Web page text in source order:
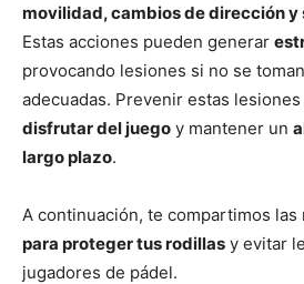
movilidad, cambios de dirección
Estas acciones pueden generar
provocando lesiones si no se
adecuadas. Prevenir estas
disfrutar del juego y mantener un
largo plazo.
A continuación, te compartimos las
para proteger tus rodillas y evitar
jugadores de pádel.